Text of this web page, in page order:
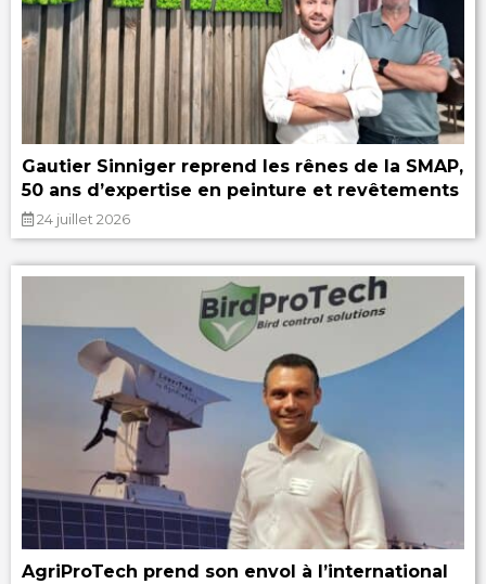
Gautier Sinniger reprend les rênes de la SMAP,
50 ans d’expertise en peinture et revêtements
24 juillet 2026
AgriProTech prend son envol à l’international